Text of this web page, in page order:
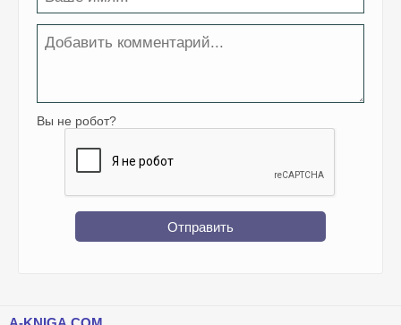
Вы не робот?
Отправить